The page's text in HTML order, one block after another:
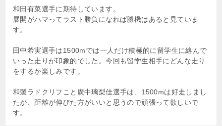
ョ
ン
和田有菜選手に期待しています。
展開がハマってラスト勝負になれば勝機はあると見ていま
す。
田中希実選手は1500mでは一人だけ積極的に留学生に絡んで
いった走りが印象的でした。今回も留学生相手にどんな走り
をするか楽しみです。
和製ラドクリフこと廣中璃梨佳選手は、1500mは好走しまし
たが、距離が伸びた方がいいと思うので頑張って欲しいで
す。